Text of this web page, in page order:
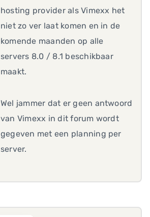
hosting provider als Vimexx het
niet zo ver laat komen en in de
komende maanden op alle
servers 8.0 / 8.1 beschikbaar
maakt.
Wel jammer dat er geen antwoord
van Vimexx in dit forum wordt
gegeven met een planning per
server.